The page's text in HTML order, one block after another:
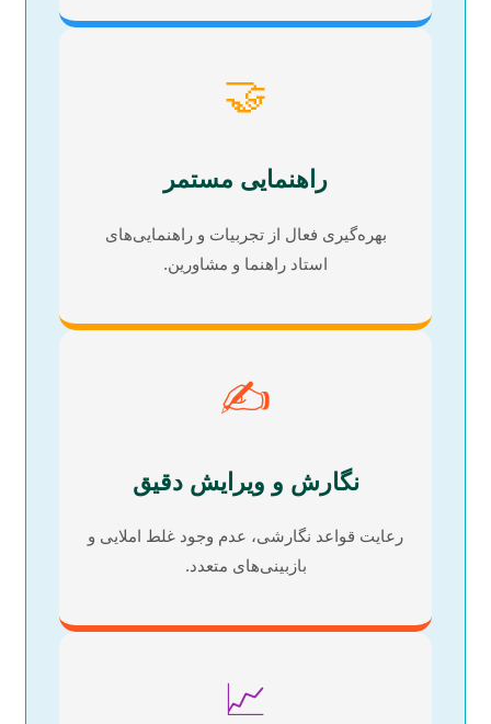
🤝
راهنمایی مستمر
بهره‌گیری فعال از تجربیات و راهنمایی‌های
استاد راهنما و مشاورین.
✍️
نگارش و ویرایش دقیق
رعایت قواعد نگارشی، عدم وجود غلط املایی و
بازبینی‌های متعدد.
📈